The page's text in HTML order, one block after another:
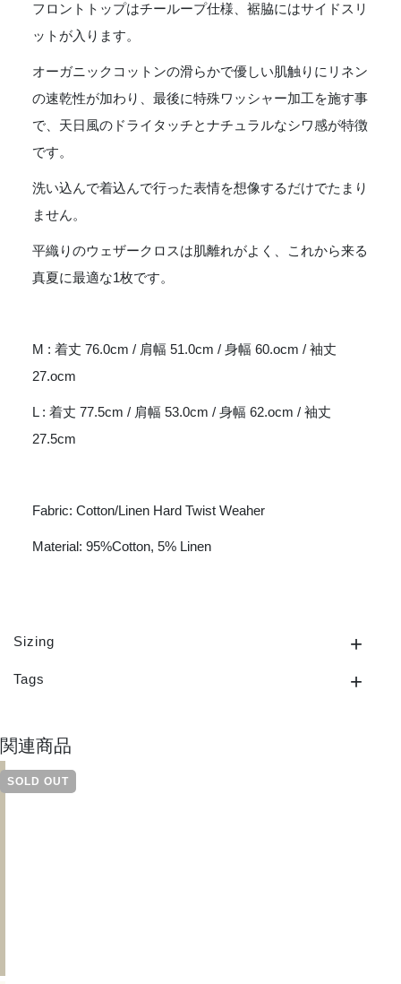
フロントトップはチーループ仕様、裾脇にはサイドスリ
ットが入ります。
オーガニックコットンの滑らかで優しい肌触りにリネン
の速乾性が加わり、最後に特殊ワッシャー加工を施す事
で、天日風のドライタッチとナチュラルなシワ感が特徴
です。
洗い込んで着込んで行った表情を想像するだけでたまり
ません。
平織りのウェザークロスは肌離れがよく、これから来る
真夏に最適な1枚です。
M : 着丈 76.0cm / 肩幅 51.0cm / 身幅 60.ocm / 袖丈
27.ocm
L : 着丈 77.5cm / 肩幅 53.0cm / 身幅 62.ocm / 袖丈
27.5cm
Fabric: Cotton/Linen Hard Twist Weaher
Material: 95%Cotton, 5% Linen
Sizing
Tags
関連商品
SOLD OUT